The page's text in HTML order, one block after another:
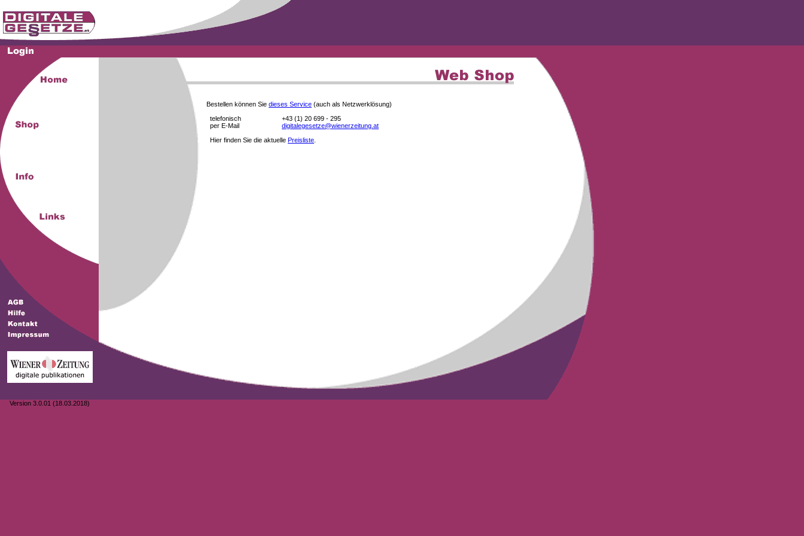
Version 3.0.01 (18.03.2018)
Bestellen können Sie dieses Service (auch als Netzwerklösung)
telefonisch
+43 (1) 20 699 - 295
per E-Mail
digitalegesetze@wienerzeitung.at
Hier finden Sie die aktuelle Preisliste